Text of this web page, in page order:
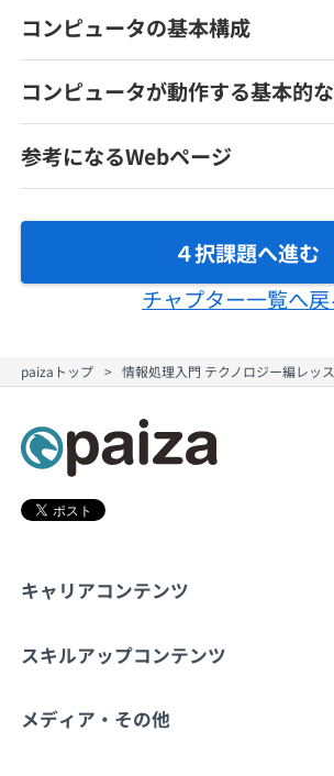
就活成功ガイド
プラン
個人向けプラン
法人向けプラン
学校向けプラン
契約内容・クーポン
コンピュータの基本構成
コンピュータが動作する基本的
参考になるWebページ
４択課題へ進む
チャプター一覧へ戻
paizaトップ 情報処理入門 テクノロジー編レッ
キャリアコンテンツ
転職・キャリア
スキルアップコンテンツ
学習
メディア・その他